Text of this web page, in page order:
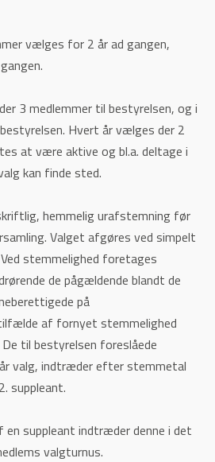
vælges for 2 år ad gangen,
3 medlemmer til bestyrelsen, og i
Hvert år vælges der 2
at være aktive og bl.a. deltage i
kan finde sted.
hemmelig urafstemning før
Valget afgøres ved simpelt
stemmelighed foretages
de pågældende blandt de
på
af fornyet stemmelighed
til bestyrelsen foreslåede
valg, indtræder efter stemmetal
suppleant.
en suppleant indtræder denne i det
valgturnus.